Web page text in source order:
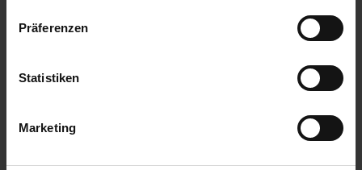
Präferenzen
Statistiken
Marketing
Nahrung, und die Vögel tragen durch Bestäubung und
Aussaat zur Pflanzenvielfalt bei. „Artenvielfalt beginnt
Hausbetreuer*innen – und genau das erleben die
Bewohner*innen in unseren GESIBA-Wohnhausanlagen
tagtäglich.